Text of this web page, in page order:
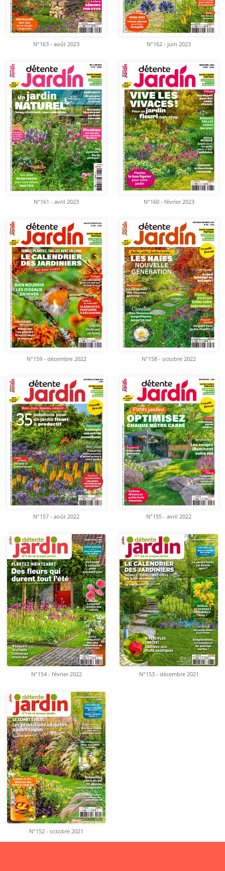
N°163 - août 2023 N°162 - juin 2023
N°161 - avril 2023 N°160 - février 2023
N°159 - décembre 2022 N°158 - octobre 2022
N°157 - août 2022 N°155 - avril 2022
N°154 - février 2022 N°153 - décembre 2021
N°152 - octobre 2021